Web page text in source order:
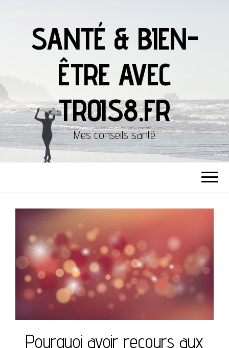
SANTÉ & BIEN-
ÊTRE AVEC
TROIS8.FR
Mes conseils santé
Pourquoi avoir recours aux